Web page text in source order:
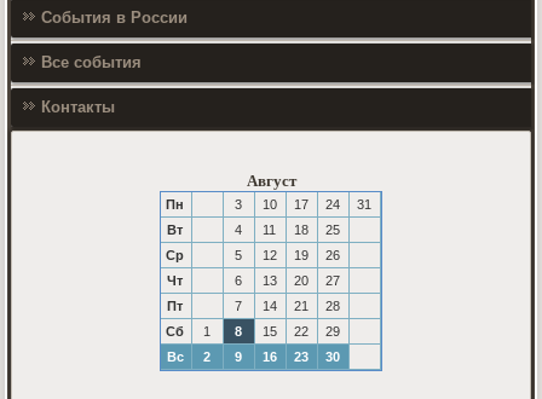
События в России
Все события
Контакты
Август
Пн 3 10 17 24
31
Вт
4 11 18
25
Ср
5 12 19
26
Чт
6 13 20
27
Пт
7 14 21
28
Сб
1 8 15 22
29
Вс
2 9 16 23 30